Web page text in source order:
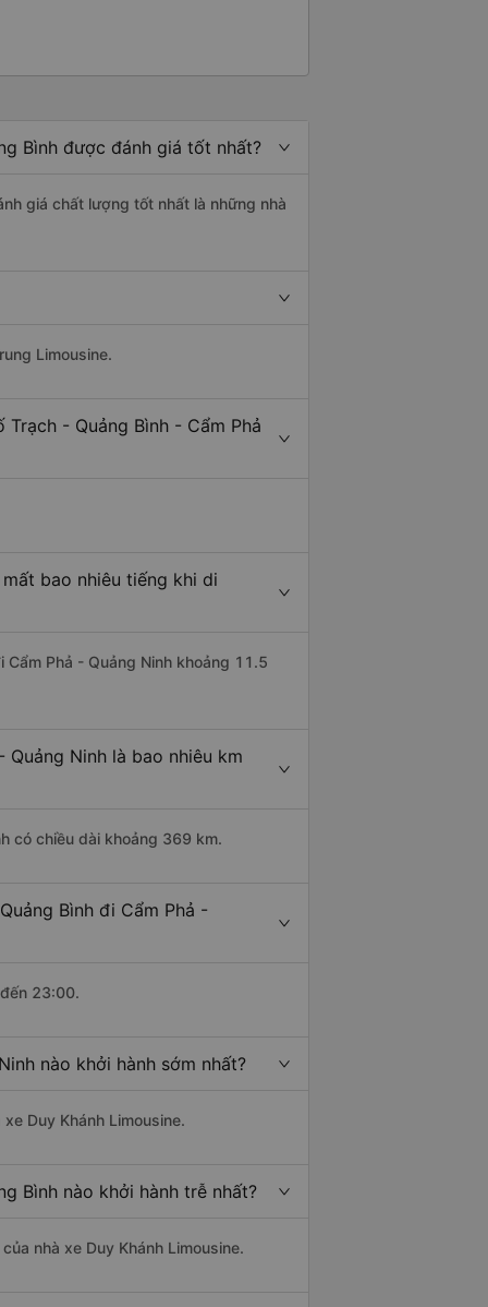
Bình được đánh giá tốt nhất?
giá chất lượng tốt nhất là những nhà
Limousine.
- Quảng Bình - Cẩm Phả
bao nhiêu tiếng khi di
Phả - Quảng Ninh khoảng 11.5
Quảng Ninh là bao nhiêu km
có chiều dài khoảng 369 km.
Bình đi Cẩm Phả -
23:00.
nào khởi hành sớm nhất?
Duy Khánh Limousine.
Bình nào khởi hành trễ nhất?
nhà xe Duy Khánh Limousine.